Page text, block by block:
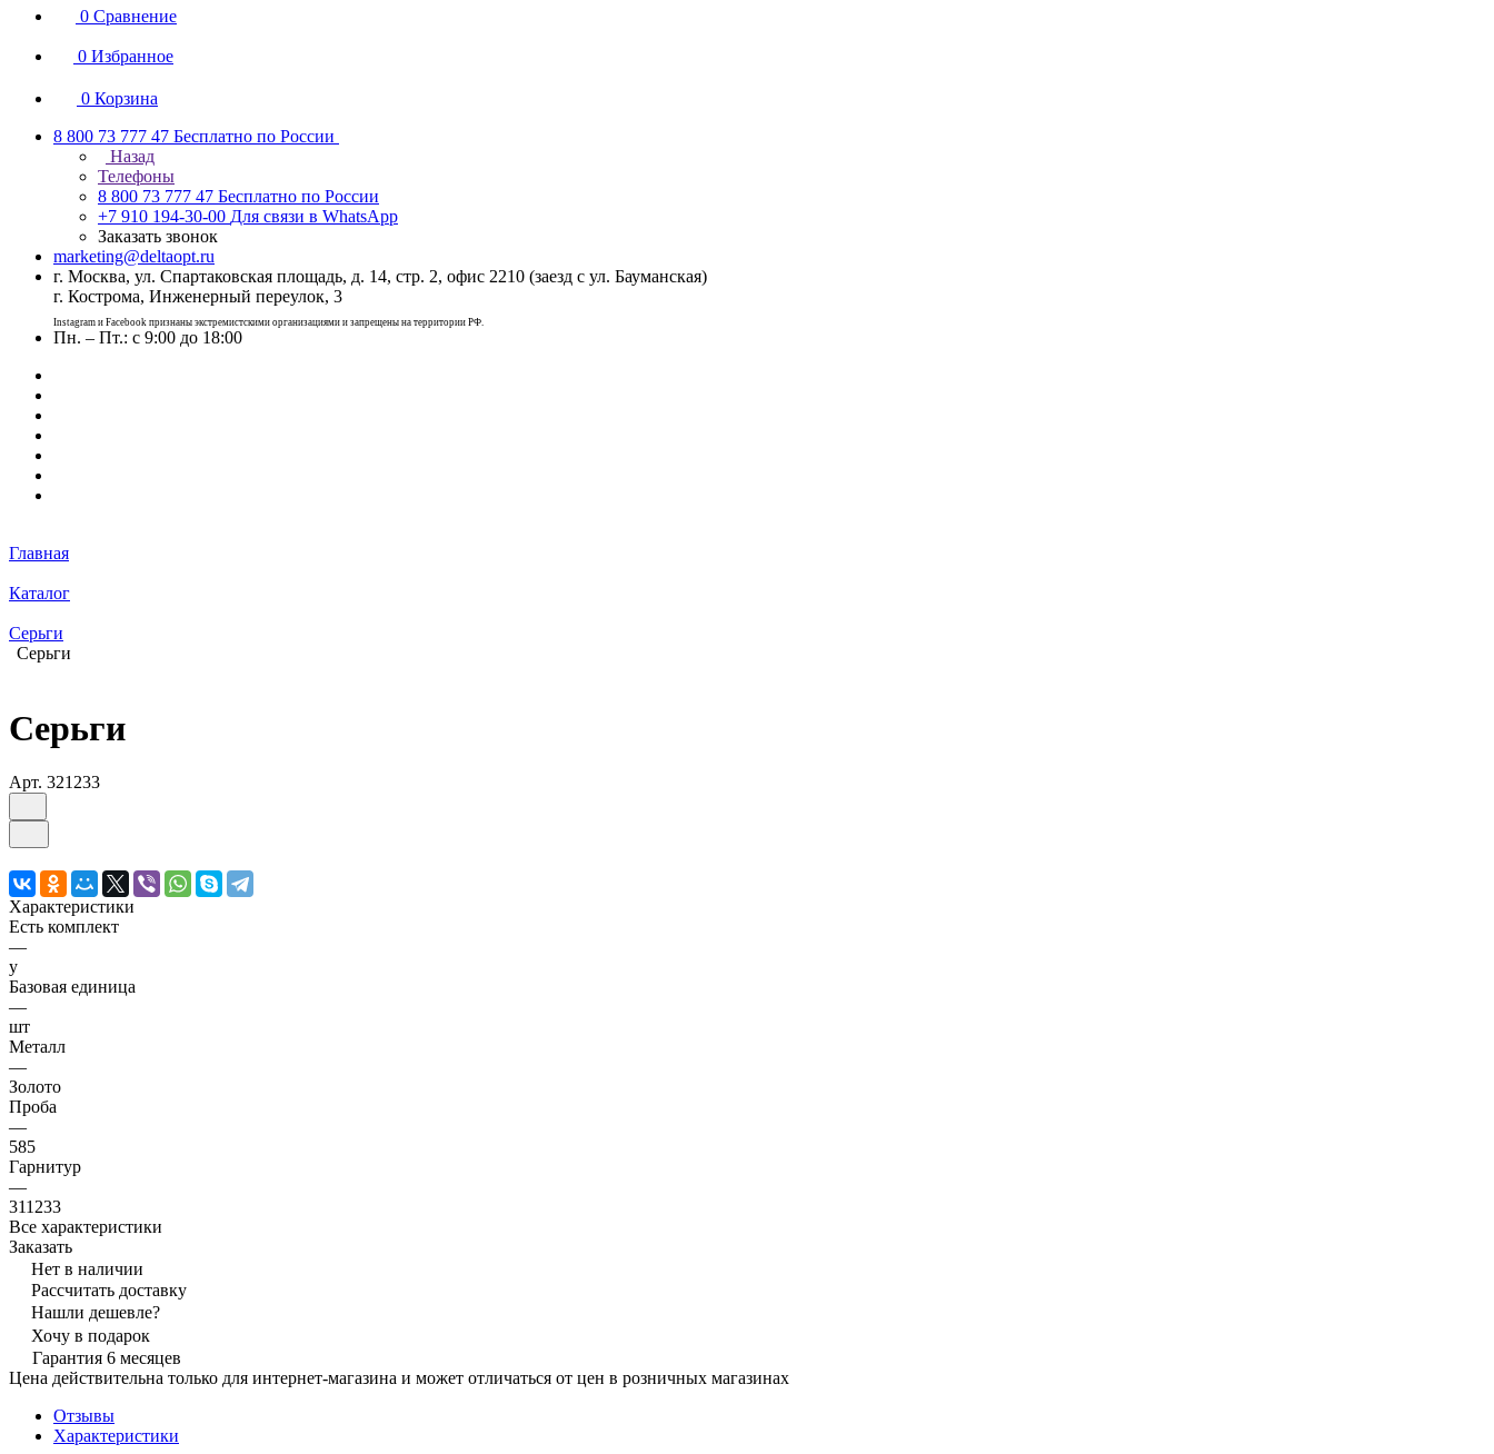
0 Сравнение
0 Избранное
0 Корзина
8 800 73 777 47 Бесплатно по России
Назад
Телефоны
8 800 73 777 47 Бесплатно по России
+7 910 194-30-00 Для связи в WhatsApp
Заказать звонок
marketing@deltaopt.ru
г. Москва, ул. Спартаковская площадь, д. 14, стр. 2, офис 2210 (заезд с ул. Бауманская)
г. Кострома, Инженерный переулок, 3
Instagram и Facebook признаны экстремистскими организациями и запрещены на территории РФ.
Пн. – Пт.: с 9:00 до 18:00
Главная
Каталог
Серьги
Серьги
Серьги
Арт. 321233
Характеристики
Есть комплект
—
y
Базовая единица
—
шт
Металл
—
Золото
Проба
—
585
Гарнитур
—
311233
Все характеристики
Заказать
Нет в наличии
Рассчитать доставку
Нашли дешевле?
Хочу в подарок
Гарантия 6 месяцев
Цена действительна только для интернет-магазина и может отличаться от цен в розничных магазинах
Отзывы
Характеристики